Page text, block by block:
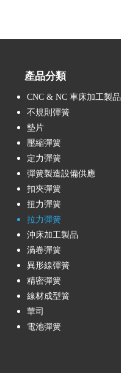
產品分類
CNC & NC 車床加工製品
不規則彈簧
墊片
壓縮彈簧
定力彈簧
彈簧製造設備供應
扣夾彈簧
扭力彈簧
拉力彈簧
沖床加工製品
渦卷彈簧
異形線彈簧
精密彈簧
線材成型簧
華司
電池彈簧